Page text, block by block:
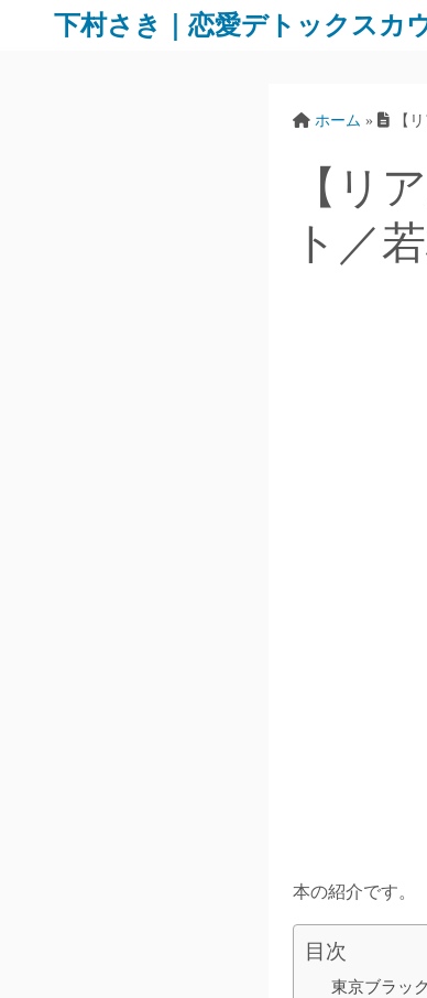
下村さき｜恋愛デトックスカ
ホーム » 【
【リ
ト／
本の紹介です。
目次
東京ブラッ